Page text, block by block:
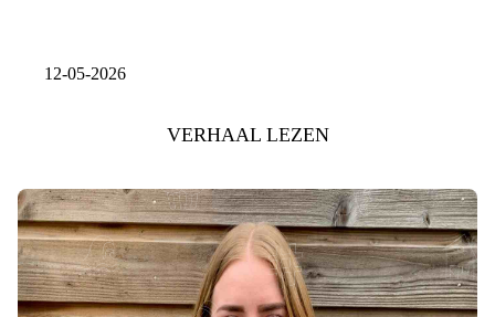
12-05-2026
VERHAAL LEZEN